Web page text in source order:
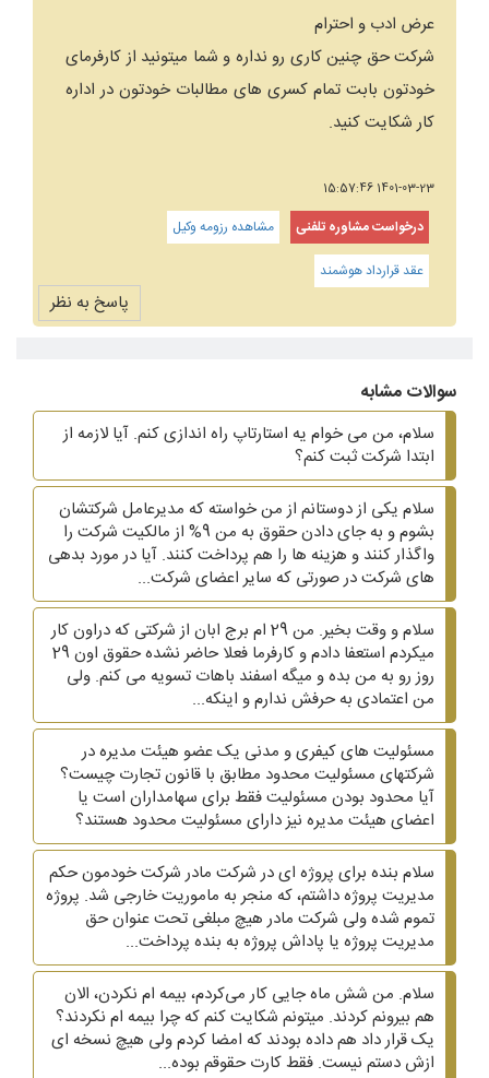
عرض ادب و احترام
شرکت حق چنین کاری رو نداره و شما میتونید از کارفرمای
خودتون بابت تمام کسری های مطالبات خودتون در اداره
کار شکایت کنید.
1401-03-23 15:57:46
درخواست مشاوره تلفنی
مشاهده رزومه وکیل
عقد قرارداد هوشمند
پاسخ به نظر
سوالات مشابه
سلام، من می خوام یه استارتاپ راه اندازی کنم. آیا لازمه از
ابتدا شرکت ثبت کنم؟
سلام یکی از دوستانم از من خواسته که مدیرعامل شرکتشان
بشوم و به جای دادن حقوق به من 9% از مالکیت شرکت را
واگذار کنند و هزینه ها را هم پرداخت کنند. آیا در مورد بدهی
های شرکت در صورتی که سایر اعضای شرکت...
سلام و وقت بخیر. من 29 ام برج ابان از شرکتی که دراون کار
میکردم استعفا دادم و کارفرما فعلا حاضر نشده حقوق اون 29
روز رو به من بده و میگه اسفند باهات تسویه می کنم. ولی
من اعتمادی به حرفش ندارم و اینکه...
مسئولیت های کیفری و مدنی یک عضو هیئت مدیره در
شرکتهای مسئولیت محدود مطابق با قانون تجارت چیست؟
آیا محدود بودن مسئولیت فقط برای سهامداران است یا
اعضای هیئت مدیره نیز دارای مسئولیت محدود هستند؟
سلام بنده برای پروژه ای در شرکت مادر شرکت خودمون حکم
مدیریت پروژه داشتم، که منجر به ماموریت خارجی شد. پروژه
تموم شده ولی شرکت مادر هیچ مبلغی تحت عنوان حق
مدیریت پروژه یا پاداش پروژه به بنده پرداخت...
سلام. من شش ماه جایی کار می‌کردم، بیمه ام نکردن، الان
هم بیرونم کردند. میتونم شکایت کنم که چرا بیمه ام نکردند؟
یک قرار داد هم داده بودند که امضا کردم ولی هیچ نسخه ای
ازش دستم نیست. فقط کارت حقوقم بوده...